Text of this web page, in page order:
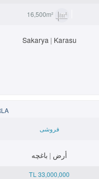
16,500m²
Sakarya Karasu
فروشی
أرض باغچه
33,000,000 TL